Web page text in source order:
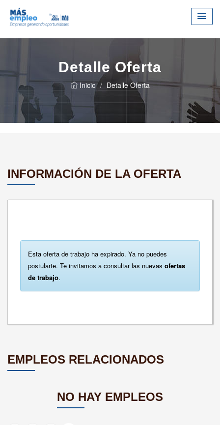
Detalle Oferta
Inicio Detalle Oferta
INFORMACIÓN DE LA OFERTA
Esta oferta de trabajo ha expirado. Ya no puedes
postularte. Te invitamos a consultar las nuevas ofertas
de trabajo.
EMPLEOS RELACIONADOS
NO HAY EMPLEOS